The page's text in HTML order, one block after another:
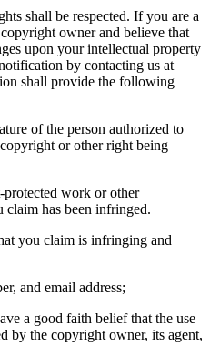
shall be respected. If you are a
owner and believe that
upon your intellectual property
by contacting us at
shall provide the following
of the person authorized to
or other right being
work or other
has been infringed.
you claim is infringing and
and email address;
a good faith belief that the use
by the copyright owner, its agent,